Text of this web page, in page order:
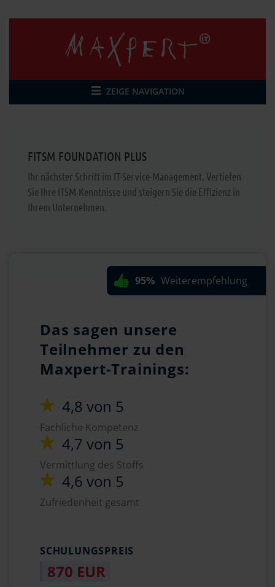
ZEIGE NAVIGATION
FITSM FOUNDATION PLUS
Ihr nächster Schritt im IT-Service-Management. Vertiefen
Sie Ihre ITSM-Kenntnisse und steigern Sie die Effizienz in
Ihrem Unternehmen.
95% Weiterempfehlung
Das sagen unsere
Teilnehmer zu den
Maxpert-Trainings:
4,8 von 5
Fachliche Kompetenz
4,7 von 5
Vermittlung des Stoffs
4,6 von 5
Zufriedenheit gesamt
SCHULUNGSPREIS
870 EUR